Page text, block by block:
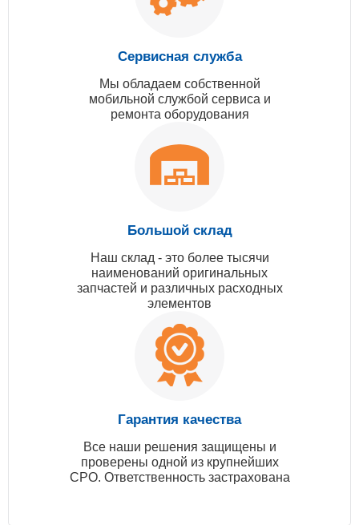
Сервисная служба
Мы обладаем собственной
мобильной службой сервиса и
ремонта оборудования
Большой склад
Наш склад - это более тысячи
наименований оригинальных
запчастей и различных расходных
элементов
Гарантия качества
Все наши решения защищены и
проверены одной из крупнейших
СРО. Ответственность застрахована